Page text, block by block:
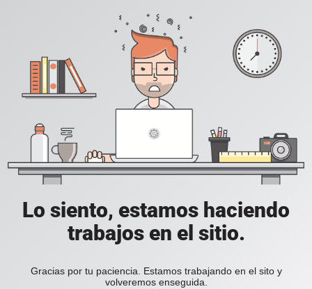
Lo siento, estamos haciendo
trabajos en el sitio.
Gracias por tu paciencia. Estamos trabajando en el sito y
volveremos enseguida.